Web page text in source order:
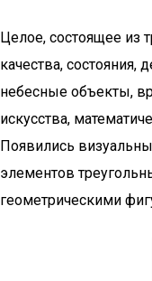
Целое, состоящее из
качества, состояния,
небесные объекты,
искусства,
Появились
элементов
геометрическими